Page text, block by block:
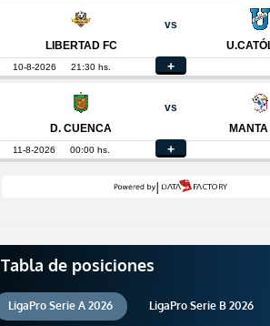
Tabla de posiciones
LigaPro Serie A 2026 LigaPro Serie B 2026